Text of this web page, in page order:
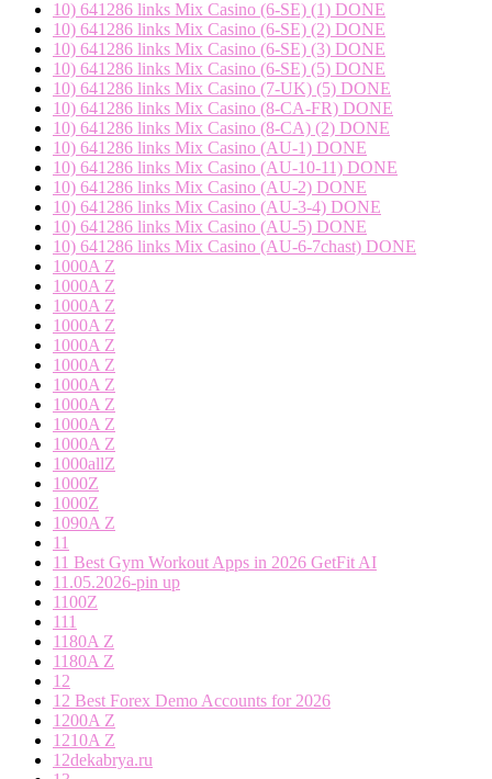
10) 641286 links Mix Casino (6-SE) (1) DONE
10) 641286 links Mix Casino (6-SE) (2) DONE
10) 641286 links Mix Casino (6-SE) (3) DONE
10) 641286 links Mix Casino (6-SE) (5) DONE
10) 641286 links Mix Casino (7-UK) (5) DONE
10) 641286 links Mix Casino (8-CA-FR) DONE
10) 641286 links Mix Casino (8-CA) (2) DONE
10) 641286 links Mix Casino (AU-1) DONE
10) 641286 links Mix Casino (AU-10-11) DONE
10) 641286 links Mix Casino (AU-2) DONE
10) 641286 links Mix Casino (AU-3-4) DONE
10) 641286 links Mix Casino (AU-5) DONE
10) 641286 links Mix Casino (AU-6-7chast) DONE
1000A Z
1000A Z
1000A Z
1000A Z
1000A Z
1000A Z
1000A Z
1000A Z
1000A Z
1000A Z
1000allZ
1000Z
1000Z
1090A Z
11
11 Best Gym Workout Apps in 2026 GetFit AI
11.05.2026-pin up
1100Z
111
1180A Z
1180A Z
12
12 Best Forex Demo Accounts for 2026
1200A Z
1210A Z
12dekabrya.ru